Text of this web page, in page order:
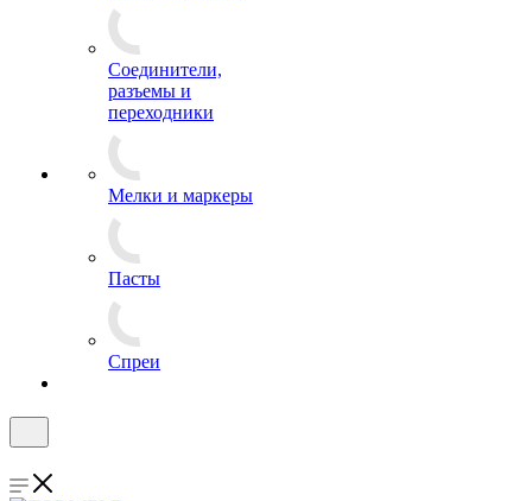
Соединители,
разъемы и
переходники
Мелки и маркеры
Пасты
Спреи